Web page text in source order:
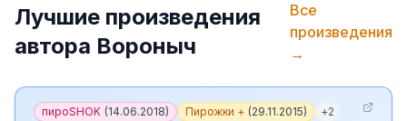
Лучшие произведения
автора Вороныч
Все
произведения
→
пироSHOK (14.06.2018) Пирожки + (29.11.2015) +2